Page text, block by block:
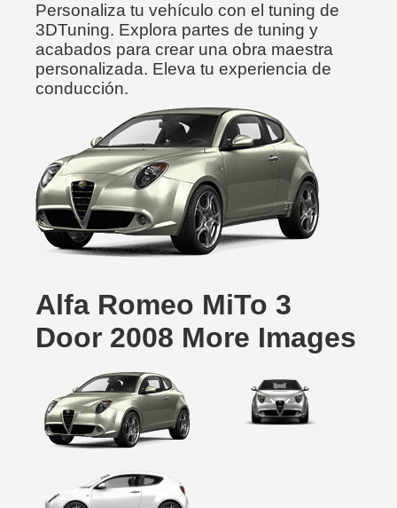
Personaliza tu vehículo con el tuning de
3DTuning. Explora partes de tuning y
acabados para crear una obra maestra
personalizada. Eleva tu experiencia de
conducción.
Alfa Romeo MiTo 3
Door 2008 More Images